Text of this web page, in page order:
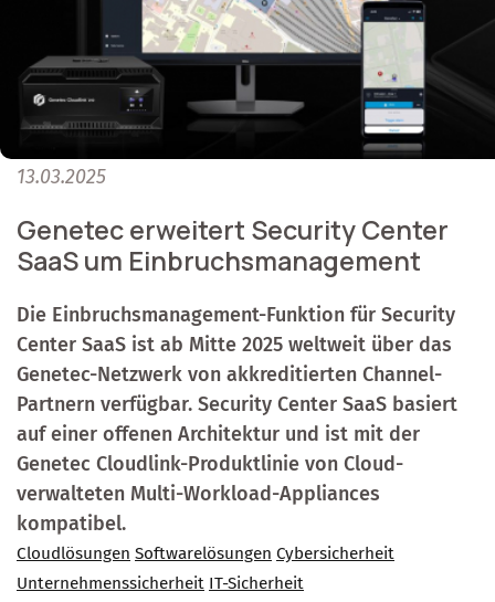
13.03.2025
Genetec erweitert Security Center
SaaS um Einbruchsmanagement
Die Einbruchsmanagement-Funktion für Security
Center SaaS ist ab Mitte 2025 weltweit über das
Genetec-Netzwerk von akkreditierten Channel-
Partnern verfügbar. Security Center SaaS basiert
auf einer offenen Architektur und ist mit der
Genetec Cloudlink-Produktlinie von Cloud-
verwalteten Multi-Workload-Appliances
kompatibel.
Cloudlösungen Softwarelösungen Cybersicherheit
Unternehmenssicherheit IT-Sicherheit